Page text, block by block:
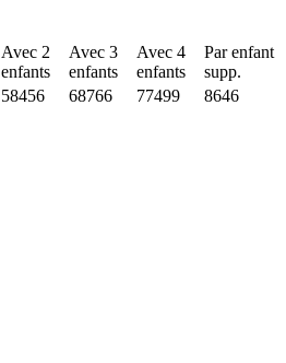
Avec 2
enfants
Avec 3
enfants
Avec 4
enfants
Par enfant
supp.
58456 68766 77499 8646